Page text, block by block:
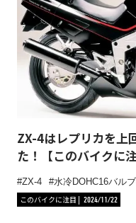
ZX-4はレプリカを上
た！【このバイクに注
ZX-4 水冷DOHC16バル
このバイクに注目
2024/11/22